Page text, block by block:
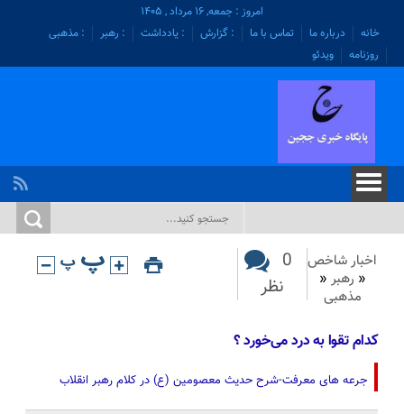
امروز : جمعه, ۱۶ مرداد , ۱۴۰۵
خانه
درباره ما تماس با ما : گزارش : یادداشت : رهبر
: مذهبی
روزنامه
ویدئو
اخبار شاخص
« رهبر «
مذهبی
0
نظر
کدام تقوا به درد می‌خورد ؟
جرعه های معرفت-شرح حدیث معصومین (ع) در کلام رهبر انقلاب